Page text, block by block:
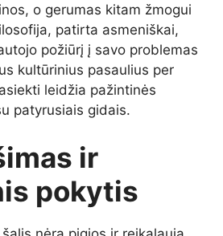
o gerumas kitam žmogui
patirta asmeniškai,
požiūrį į savo problemas
kultūrinius pasaulius per
leidžia pažintinės
patyrusiais gidais.
ir
pokytis